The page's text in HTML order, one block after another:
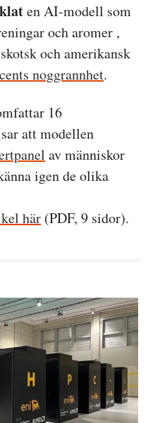
en AI-modell som
och aromer ,
och amerikansk
noggrannhet.
16
att modellen
av människor
igen de olika
här (PDF, 9 sidor).